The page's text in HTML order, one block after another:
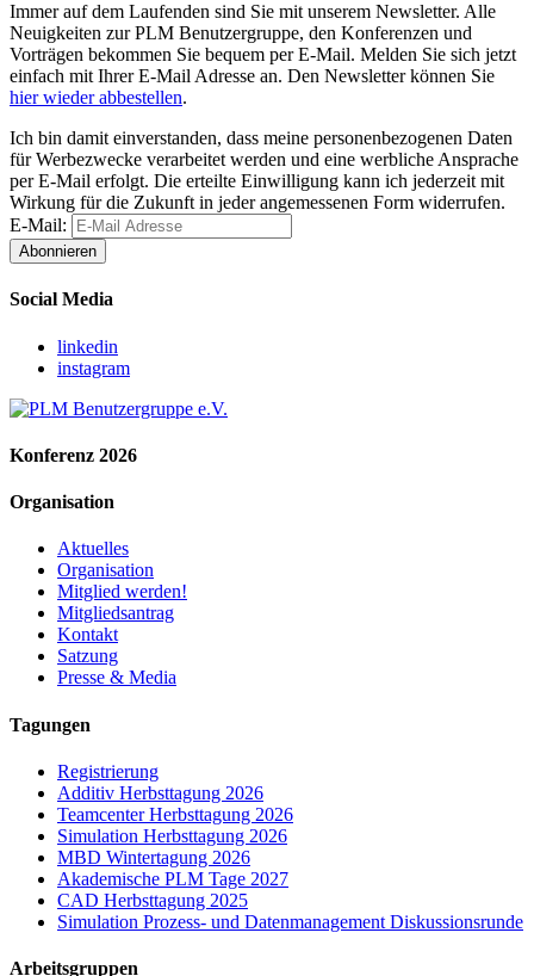
Immer auf dem Laufenden sind Sie mit unserem Newsletter. Alle
Neuigkeiten zur PLM Benutzergruppe, den Konferenzen und
Vorträgen bekommen Sie bequem per E-Mail. Melden Sie sich jetzt
einfach mit Ihrer E-Mail Adresse an. Den Newsletter können Sie
hier wieder abbestellen.
Ich bin damit einverstanden, dass meine personenbezogenen Daten
für Werbezwecke verarbeitet werden und eine werbliche Ansprache
per E-Mail erfolgt. Die erteilte Einwilligung kann ich jederzeit mit
Wirkung für die Zukunft in jeder angemessenen Form widerrufen.
E-Mail:
Abonnieren
Social Media
linkedin
instagram
Konferenz 2026
Organisation
Aktuelles
Organisation
Mitglied werden!
Mitgliedsantrag
Kontakt
Satzung
Presse & Media
Tagungen
Registrierung
Additiv Herbsttagung 2026
Teamcenter Herbsttagung 2026
Simulation Herbsttagung 2026
MBD Wintertagung 2026
Akademische PLM Tage 2027
CAD Herbsttagung 2025
Simulation Prozess- und Datenmanagement Diskussionsrunde
Arbeitsgruppen